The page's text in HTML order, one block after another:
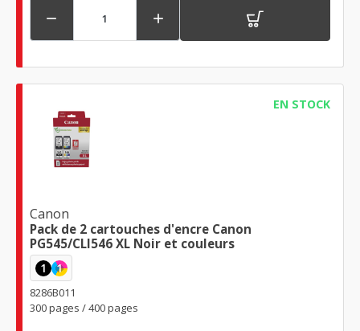
 
EN STOCK
Canon
Pack de 2 cartouches d'encre Canon
PG545/CLI546 XL Noir et couleurs
1 1
8286B011
300 pages / 400 pages